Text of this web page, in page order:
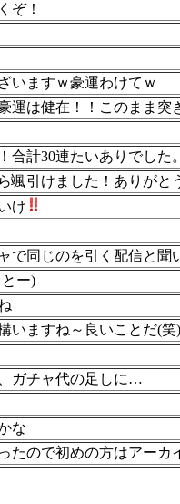
ぞ！
いますｗ豪運わけてｗ
運は健在！！このまま突
合計30連たいありでした。
颯引けました！ありがと
け
で同じのを引く配信と聞
ー)
いますね～良いことだ(笑)
ガチャ代の足しに…
な
たので初めの方はアーカ